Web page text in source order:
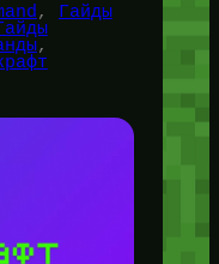
,
Гайды